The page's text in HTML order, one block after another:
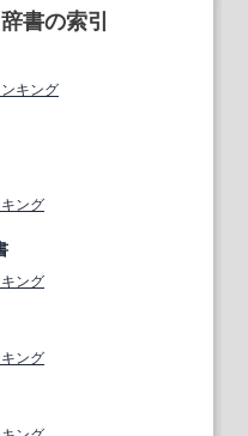
書の索引
キング
ング
ング
ング